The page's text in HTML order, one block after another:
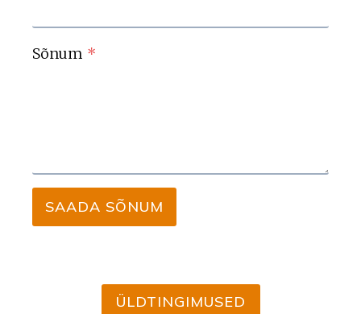
Sõnum *
SAADA SÕNUM
ÜLDTINGIMUSED